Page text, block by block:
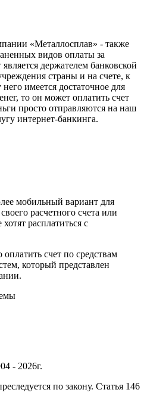
«Металлосплав» - также
видов оплаты за
держателем банковской
страны и на счете, к
имеется достаточное для
то он может оплатить счет
просто отправляются на наш
интернет-банкинга.
мобильный вариант для
расчетного счета или
расплатиться с
счет по средствам
который представлен
- 2026г.
по закону. Статья 146